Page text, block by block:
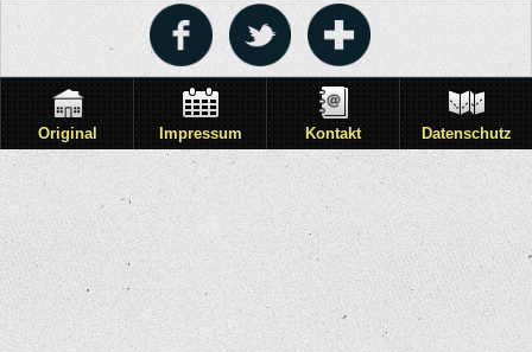
Original Impressum Kontakt Datenschutz